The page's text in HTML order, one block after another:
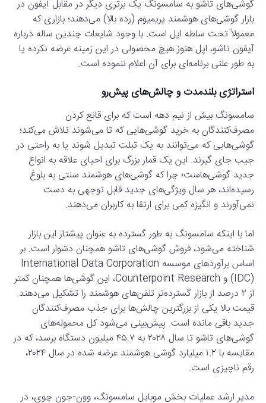
گوشی‌های تاشو به سامسونگ یک برتری دیگر در مقابل آیفون در
بازار گوشی‌های هوشمند پریمیوم (رده بالا) می‌دهند؛ بازاری که
معمولاً تحت سلطه اپل است. با وجود شایعات چندین ساله درباره
آیفون تاشو، اپل هنوز هیچ محصولی در این زمینه عرضه نکرده یا
به طور علنی برنامه‌ای برای آن اعلام ننموده است.
استراتژی بلندمدت و چالش‌های پیش‌رو
سامسونگ بیش از نیم دهه است که برای قانع کردن
مصرف‌کنندگان به خرید گوشی‌هایی که تا می‌شوند تلاش می‌کند؛
گوشی‌هایی که می‌توانند به یک تبلت تبدیل شوند یا به راحتی در
جیب جای گیرند. این یک قمار بزرگ برای احیای علاقه به انواع
جدید گوشی‌هاست؛ چرا که گوشی‌های هوشمند سنتی به بلوغ
رسیده‌اند، هر سال ویژگی‌های جدید قابل توجهی به دست
نمی‌آورند و انگیزه کمی برای ارتقا به کاربران می‌دهند.
اما با اینکه سامسونگ به طور گسترده به عنوان پیشتاز این بازار
شناخته می‌شود، فروش گوشی‌های تاشو همچنان دشوار است. بر
اساس برآوردهای موسسه International Data Corporation
(IDC) و Counterpoint Research، این گوشی‌ها همچنان کمتر
از ۲ درصد از بازار گسترده‌تر تلفن‌های هوشمند را تشکیل می‌دهند.
قیمت بالا یکی از بزرگترین چالش‌ها برای جذب مصرف‌کنندگان
جدید باقی مانده است. پیش‌بینی می‌شود کل محموله‌های
گوشی‌های تاشو تا سال ۲۰۲۸ به ۴۵.۷ میلیون دستگاه برسد، که در
مقایسه با ۱.۲ میلیارد گوشی هوشمند عرضه شده در سال ۲۰۲۴،
رقم ناچیزی است.
مدیر ارشد عملیات بخش موبایل سامسونگ، وون-جون چوی، در